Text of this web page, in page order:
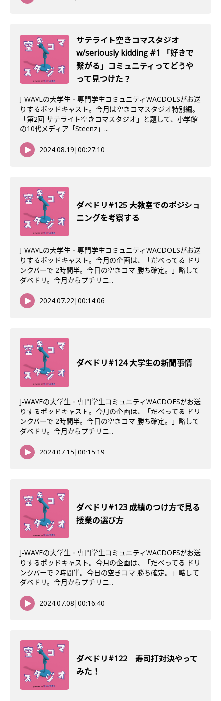
サテライト空きコマスタジオ
w/seriously kidding #1 「好きで
繋がる」コミュニティってどうや
って見つけた？
J-WAVEの大学生・専門学生コミュニティWACDOESがお送
りするポッドキャスト。今月は空きコマスタジオ特別編。
「第2回 サテライト空きコマスタジオ」と題して、小学館
の10代メディア「Steenz」...
2024.08.19 |00:27:10
ダベドリ#125 大教室でのポジショ
ニングを考察する
J-WAVEの大学生・専門学生コミュニティWACDOESがお送
りするポッドキャスト。今月の企画は、「だべってる ドリ
ンクバーで 2時間半。今日の空きコマ 勝ち確定。」略して
ダベドリ。今月からプチリニ...
2024.07.22|00:14:06
ダベドリ#124 大学生の新聞事情
J-WAVEの大学生・専門学生コミュニティWACDOESがお送
りするポッドキャスト。今月の企画は、「だべってる ドリ
ンクバーで 2時間半。今日の空きコマ 勝ち確定。」略して
ダベドリ。今月からプチリニ...
2024.07.15 |00:15:19
ダべドリ#123 成績のつけ方で見る
授業の選び方
J-WAVEの大学生・専門学生コミュニティWACDOESがお送
りするポッドキャスト。今月の企画は、「だべってる ドリ
ンクバーで 2時間半。今日の空きコマ 勝ち確定。」略して
ダベドリ。今月からプチリニ...
2024.07.08 |00:16:40
ダべドリ#122 寿司打対決やって
みた！